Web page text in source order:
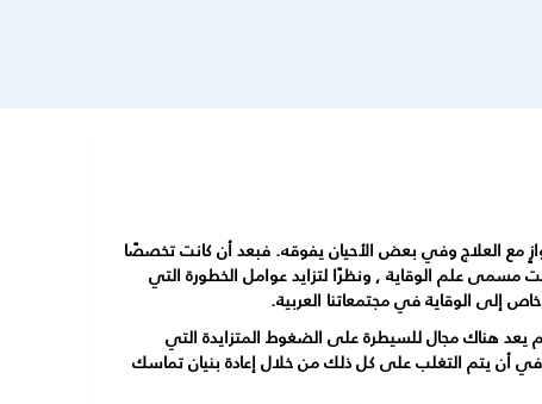
مع العلاج وفي بعض الأحيان يفوقه. فبعد أن كانت تخصصًا
علم الوقاية , ونظرًا لتزايد عوامل الخطورة التي
إلى الوقاية في مجتمعاتنا العربية.
يعد هناك مجال للسيطرة على الضغوط المتزايدة التي
أن يتم التغلب على كل ذلك من خلال إعادة بنيان تماسك